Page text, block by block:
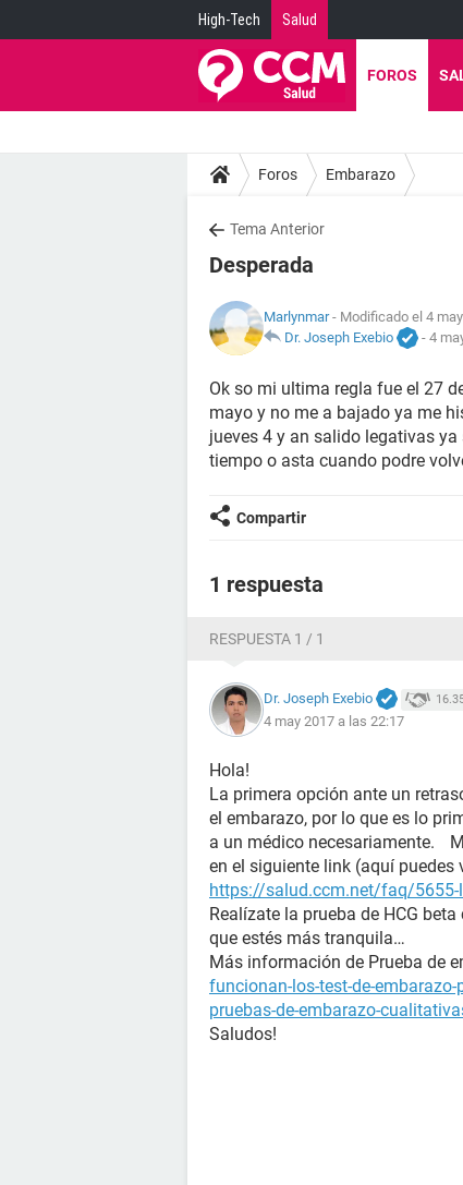
High-Tech Salud
FOROS
Foros Embarazo
Tema Anterior
Desperada
Marlynmar- Modificado el 4
Dr. Joseph Exebio
- 4
Ok so mi ultima regla fue el 27
mayo y no me a bajado ya me
jueves 4 y an salido legativas
tiempo o asta cuando podre
Compartir
1 respuesta
RESPUESTA 1 / 1
Dr. Joseph Exebio
4 may 2017 a las 22:17
Hola!
La primera opción ante un
el embarazo, por lo que es lo
a un médico necesariamente.
en el siguiente link (aquí puedes
https://salud.ccm.net/faq/5655-
Realízate la prueba de HCG
que estés más tranquila…
Más información de Prueba de
funcionan-los-test-de-
pruebas-de-embarazo-
Saludos!